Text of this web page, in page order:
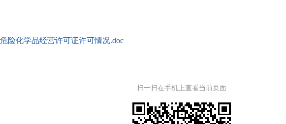
险化学品经营许可证许可情况.doc
扫一扫在手机上查看当前页面